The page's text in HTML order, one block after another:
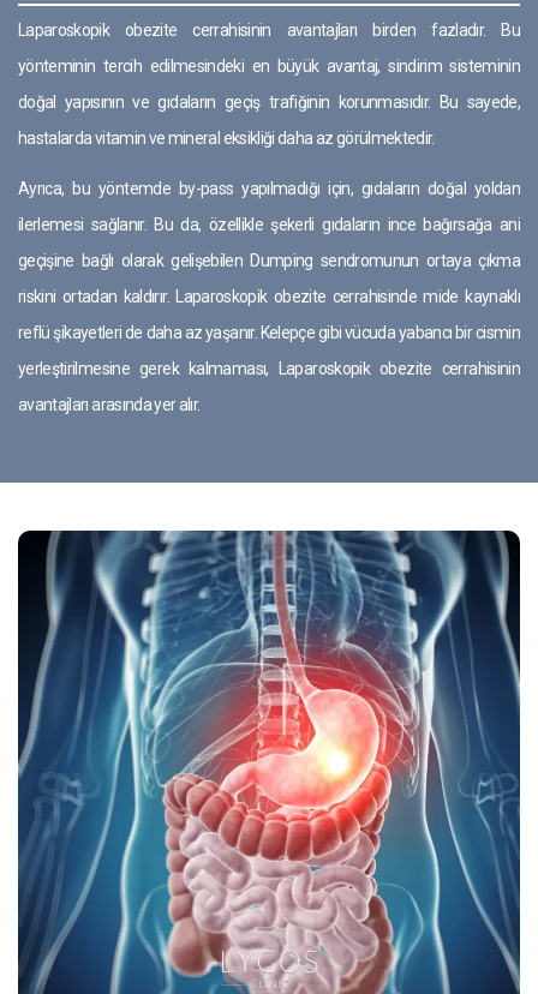
Laparoskopik obezite cerrahisinin avantajları birden fazladır. Bu
yönteminin tercih edilmesindeki en büyük avantaj, sindirim sisteminin
doğal yapısının ve gıdaların geçiş trafiğinin korunmasıdır. Bu sayede,
hastalarda vitamin ve mineral eksikliği daha az görülmektedir.
Ayrıca, bu yöntemde by-pass yapılmadığı için, gıdaların doğal yoldan
ilerlemesi sağlanır. Bu da, özellikle şekerli gıdaların ince bağırsağa ani
geçişine bağlı olarak gelişebilen Dumping sendromunun ortaya çıkma
riskini ortadan kaldırır. Laparoskopik obezite cerrahisinde mide kaynaklı
reflü şikayetleri de daha az yaşanır. Kelepçe gibi vücuda yabancı bir cismin
yerleştirilmesine gerek kalmaması, Laparoskopik obezite cerrahisinin
avantajları arasında yer alır.